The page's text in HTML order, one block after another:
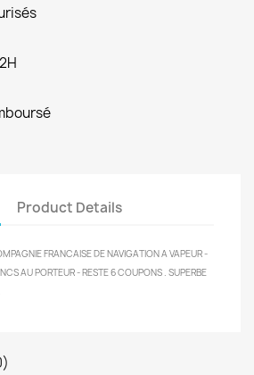
Product Details
FRANCAISE DE NAVIGATION A VAPEUR -
AU PORTEUR - RESTE 6 COUPONS . SUPERBE